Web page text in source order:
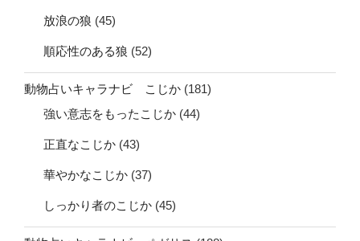
放浪の狼 (45)
順応性のある狼 (52)
動物占いキャラナビ こじか (181)
強い意志をもったこじか (44)
正直なこじか (43)
華やかなこじか (37)
しっかり者のこじか (45)